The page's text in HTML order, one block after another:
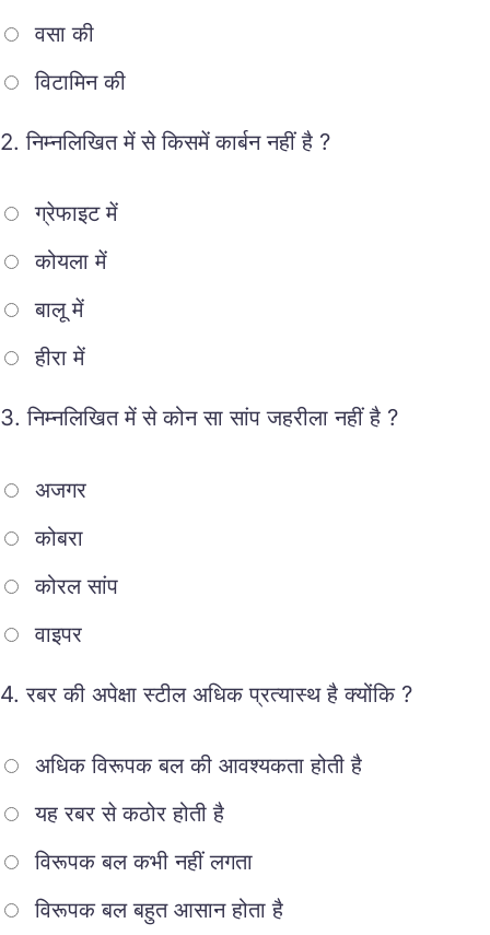
वसा की
विटामिन की
2.निम्नलिखित में से किसमें कार्बन नहीं है ?
ग्रेफाइट में
कोयला में
बालू में
हीरा में
3.निम्नलिखित में से कोन सा सांप जहरीला नहीं है ?
अजगर
कोबरा
कोरल सांप
वाइपर
4.रबर की अपेक्षा स्टील अधिक प्रत्यास्थ है क्योंकि ?
अधिक विरूपक बल की आवश्यकता होती है
यह रबर से कठोर होती है
विरूपक बल कभी नहीं लगता
विरूपक बल बहुत आसान होता है